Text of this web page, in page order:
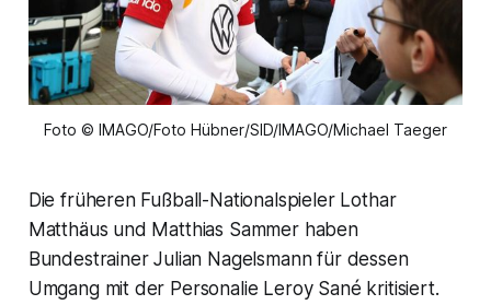
Foto © IMAGO/Foto Hübner/SID/IMAGO/Michael Taeger
Die früheren Fußball-Nationalspieler Lothar
Matthäus und Matthias Sammer haben
Bundestrainer Julian Nagelsmann für dessen
Umgang mit der Personalie Leroy Sané kritisiert.